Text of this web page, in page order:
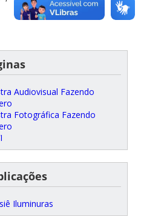
Audiovisual Fazendo
Fotográfica Fazendo
Iluminuras